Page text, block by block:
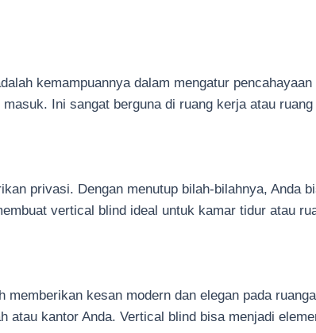
kemampuannya dalam mengatur
Ini sangat berguna di ruang kerja atau
privasi. Dengan menutup bilah-bilahnya, Anda
vertical blind ideal untuk kamar tidur atau
kesan modern dan elegan pada
atau kantor Anda. Vertical blind bisa menjadi